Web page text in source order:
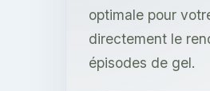
optimale pour
directement le
épisodes de gel.